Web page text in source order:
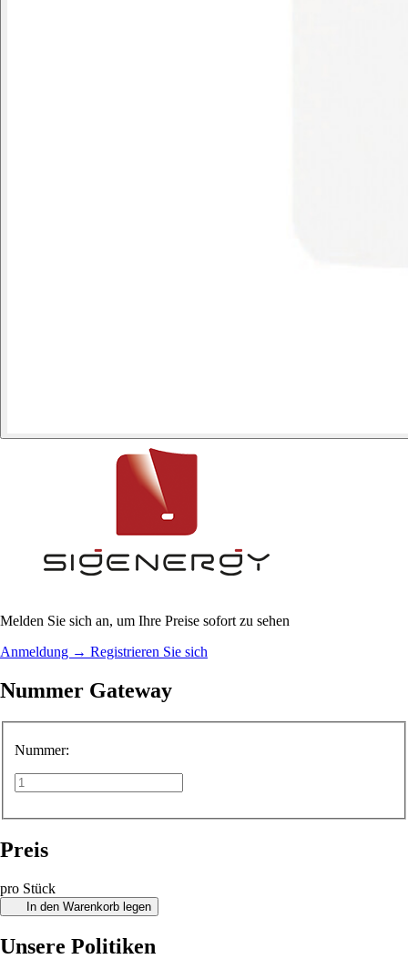
Melden Sie sich an, um Ihre Preise sofort zu sehen
Anmeldung → Registrieren Sie sich
Nummer Gateway
Nummer:
Preis
pro Stück
In den Warenkorb legen
Unsere Politiken